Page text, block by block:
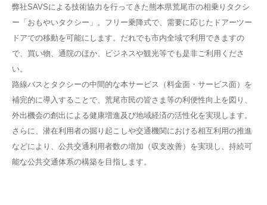
弊社SAVSによる技術協力を行ってきた熊本県荒尾市の相乗りタクシ
ー「おもやいタクシー」。フリー乗降式で、需要に応じたドアーツー
ドアでの移動を可能にします。だれでも市内全域で利用できますの
で、買い物、通院のほか、ビジネスや観光等でも是非ご利用くださ
い。
路線バスとタクシーの中間的な本サービス（料金面・サービス面）を
補完的に導入することで、荒尾市民の皆さま等の利便性向上を図り、
外出機会の創出による健康増進及び地域経済の活性化を実現します。
さらに、潜在利用者の掘り起こしや交通機関における相互利用の推進
などにより、公共交通利用者数の増加（収支改善）を実現し、持続可
能な公共交通体系の構築を目指します。